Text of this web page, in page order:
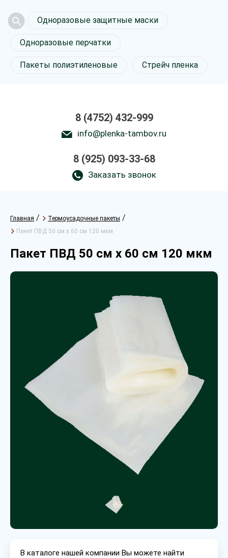
Одноразовые защитные маски
Одноразовые перчатки
Пакеты полиэтиленовые Стрейч пленка
8 (4752) 432-999
info@plenka-tambov.ru
8 (925) 093-33-68
Заказать звонок
Главная / Термоусадочные пакеты /
Пакет ПВД 50 см х 60 см 120 мкм
Пакет ПВД 50 см х 60 см 120 мкм
В каталоге нашей компании Вы можете найти